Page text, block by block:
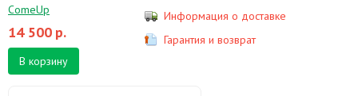
ComeUp
14 500 р.
В корзину
Информация о доставке
Гарантия и возврат